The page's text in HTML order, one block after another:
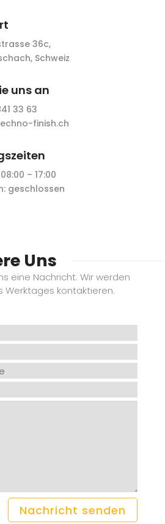
36c,
Schweiz
uns an
33 63
finish.ch
– 17:00
geschlossen
Uns
eine Nachricht. Wir werden
Werktages kontaktieren.
Nachricht senden